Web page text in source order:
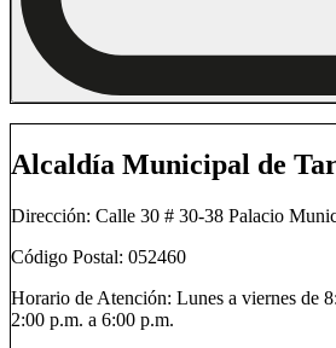
Alcaldía Municipal de
Dirección: Calle 30 # 30-38 Palacio
Código Postal: 052460
Horario de Atención: Lunes a viernes de
2:00 p.m. a 6:00 p.m.